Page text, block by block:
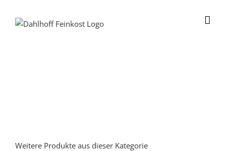
Weitere Produkte aus dieser Kategorie